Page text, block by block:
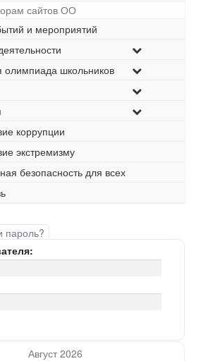
сайтов ОО
и мероприятий
олимпиада школьников
коррупции
экстремизму
безопасность для всех
пароль?
Август 2026